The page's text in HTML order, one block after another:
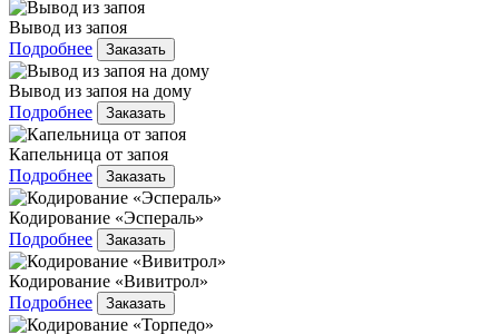
Вывод из запоя
Подробнее
Заказать
Вывод из запоя на дому
Подробнее
Заказать
Капельница от запоя
Подробнее
Заказать
Кодирование «Эспераль»
Подробнее
Заказать
Кодирование «Вивитрол»
Подробнее
Заказать